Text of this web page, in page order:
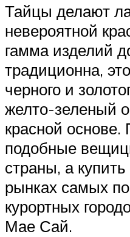
Тайцы делают
невероятной
гамма изделий
традиционна,
черного и
желто-зеленый
красной основе.
подобные
страны, а
рынках самых
курортных
Мае Сай.